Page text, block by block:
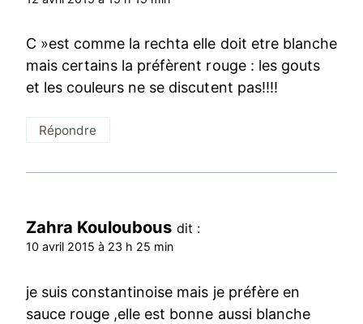
C »est comme la rechta elle doit etre blanche
mais certains la préfèrent rouge : les gouts
et les couleurs ne se discutent pas!!!!
Répondre
Zahra Kouloubous dit :
10 avril 2015 à 23 h 25 min
je suis constantinoise mais je préfère en
sauce rouge ,elle est bonne aussi blanche